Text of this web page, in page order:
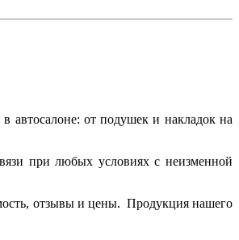
автосалоне: от подушек и накладок на
при любых условиях с неизменной
отзывы и цены. Продукция нашего